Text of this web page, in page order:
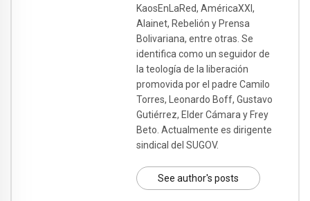
KaosEnLaRed, AméricaXXI,
Alainet, Rebelión y Prensa
Bolivariana, entre otras. Se
identifica como un seguidor de
la teología de la liberación
promovida por el padre Camilo
Torres, Leonardo Boff, Gustavo
Gutiérrez, Elder Cámara y Frey
Beto. Actualmente es dirigente
sindical del SUGOV.
See author's posts